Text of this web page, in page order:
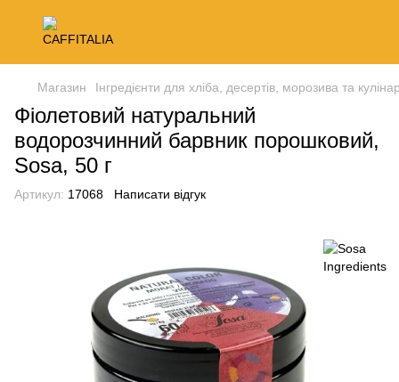
Магазин Інгредієнти для хліба, десертів, морозива та
Фіолетовий натуральний
водорозчинний барвник порошковий,
Sosa, 50 г
Артикул: 17068 Написати відгук